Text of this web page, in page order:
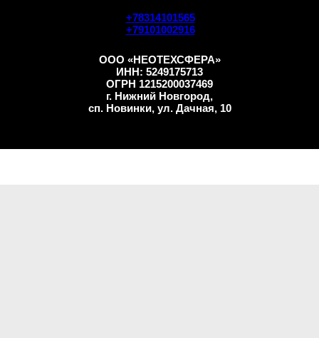
+78314101565
+79101002916
ООО «НЕОТЕХСФЕРА»
ИНН: 5249175713
ОГРН 1215200037469
г. Нижний Новгород,
сп. Новинки, ул. Дачная, 10